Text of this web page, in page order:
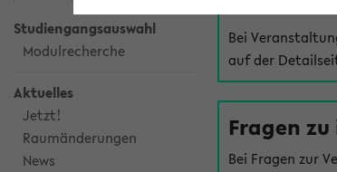
Studiengangsauswahl
Modulrecherche
Aktuelles
Jetzt!
Raumänderungen
News
Bei
auf der
Fragen
Bei Fragen zur